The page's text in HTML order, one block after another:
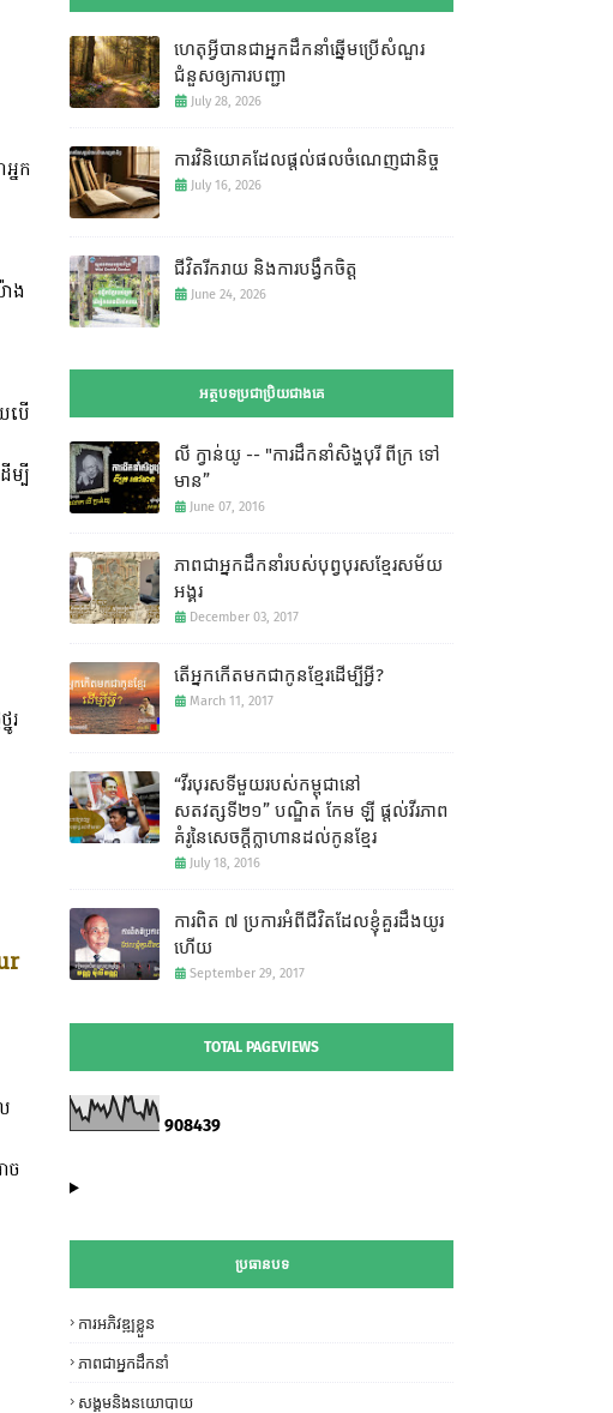
នក
ង
បើ
ម្បី
រ
ច
ហេតុអ្វីបានជាអ្នកដឹកនាំឆ្នើមប្រើសំណួរ
ជំនួសឲ្យការបញ្ជា
July 28, 2026
ការវិនិយោគដែលផ្តល់ផលចំណេញជានិច្ច
July 16, 2026
ជីវិតរីករាយ និងការបង្វឹកចិត្ត
June 24, 2026
អត្ថបទប្រជាប្រិយជាងគេ
លី ក្វាន់យូ -- "ការដឹកនាំសិង្ហបុរី ពីក្រ ទៅ
មាន”
June 07, 2016
ភាពជាអ្នកដឹកនាំរបស់បុព្វបុរសខ្មែរសម័យ
អង្គរ
December 03, 2017
តើអ្នកកើតមកជាកូនខ្មែរដើម្បីអ្វី?
March 11, 2017
“វីរបុរសទីមួយរបស់កម្ពុជានៅ
សតវត្សទី២១” បណ្ឌិត កែម ឡី​ ផ្តល់វីរភាព
គំរូនៃសេចក្តីក្លាហានដល់កូនខ្មែរ
July 18, 2016
ការពិត ៧ ប្រការអំពីជីវិតដែលខ្ញុំគួរដឹងយូរ
ហើយ
September 29, 2017
TOTAL PAGEVIEWS
908439
ប្រធានបទ
ការអភិវឌ្ឍខ្លួន
ភាពជាអ្នកដឹកនាំ
សង្គមនិងនយោបាយ